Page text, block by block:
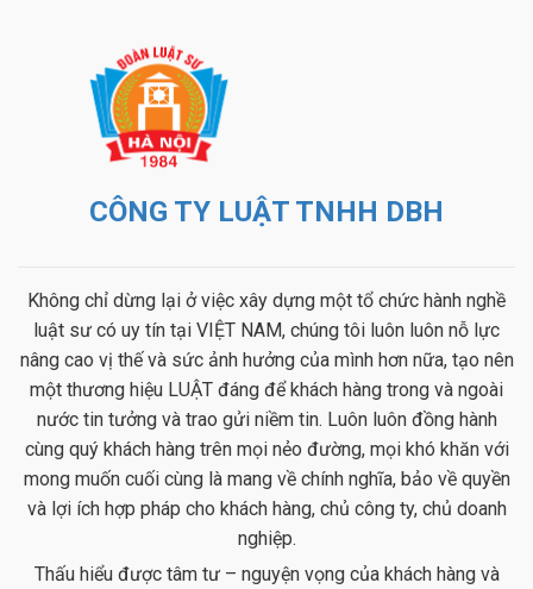
CÔNG TY LUẬT TNHH DBH
Không chỉ dừng lại ở việc xây dựng một tổ chức hành nghề
luật sư có uy tín tại VIỆT NAM, chúng tôi luôn luôn nỗ lực
nâng cao vị thế và sức ảnh hưởng của mình hơn nữa, tạo nên
một thương hiệu LUẬT đáng để khách hàng trong và ngoài
nước tin tưởng và trao gửi niềm tin. Luôn luôn đồng hành
cùng quý khách hàng trên mọi nẻo đường, mọi khó khăn với
mong muốn cuối cùng là mang về chính nghĩa, bảo về quyền
và lợi ích hợp pháp cho khách hàng, chủ công ty, chủ doanh
nghiệp.
Thấu hiểu được tâm tư – nguyện vọng của khách hàng và